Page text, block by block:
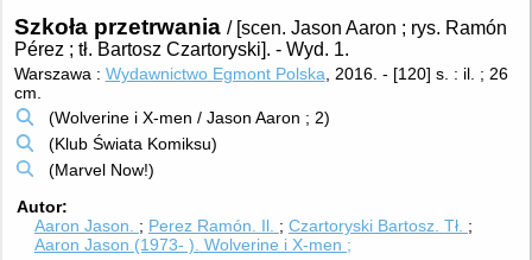
Szkoła przetrwania / [scen. Jason Aaron ; rys. Ramón
Pérez ; tł. Bartosz Czartoryski]. - Wyd. 1.
Warszawa : Wydawnictwo Egmont Polska , 2016. - [120] s. : il. ; 26
cm.
(Wolverine i X-men / Jason Aaron ; 2)
(Klub Świata Komiksu)
(Marvel Now!)
Autor
Aaron Jason.
Perez Ramón. Il. Czartoryski Bartosz. Tł.
Aaron Jason (1973- ). Wolverine i X-men ;